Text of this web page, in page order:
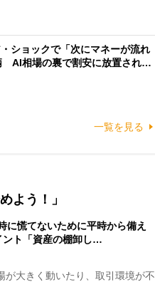
ショックで「次にマネーが流れ
AI相場の裏で割安に放置され…
一覧を見る
よう！」
に慌てないために平時から備え
ント「資産の棚卸し…
大きく動いたり、取引環境が不